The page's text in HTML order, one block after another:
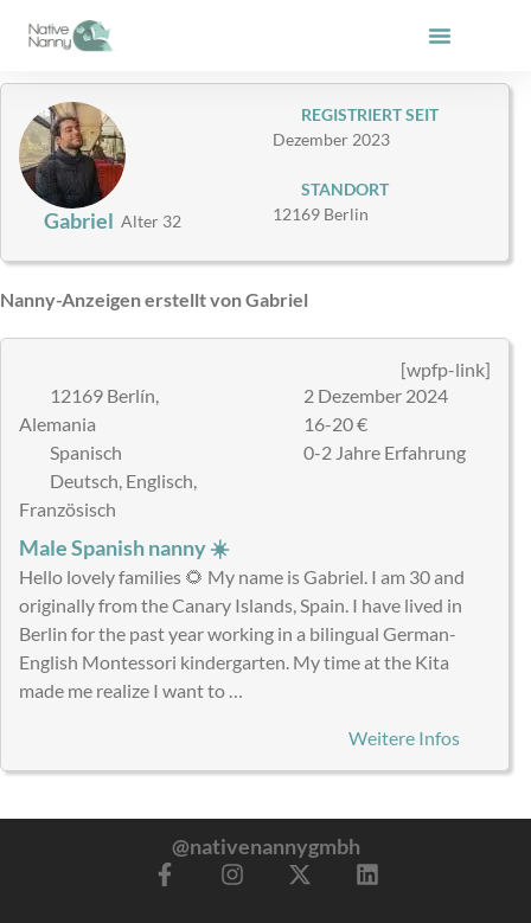
Inhalt
Gabriel Alter 32
REGISTRIERT SEIT
Dezember 2023
STANDORT
12169 Berlin
Nanny-Anzeigen erstellt von Gabriel
[wpfp-link]
12169 Berlín,
Alemania
Spanisch
Deutsch, Englisch,
Französisch
2 Dezember 2024
16-20 €
0-2 Jahre Erfahrung
Male Spanish nanny ☀️
Hello lovely families 🌻 My name is Gabriel. I am 30 and
originally from the Canary Islands, Spain. I have lived in
Berlin for the past year working in a bilingual German-
English Montessori kindergarten. My time at the Kita
made me realize I want to …
Weitere Infos
@nativenannygmbh
F
I
X
L